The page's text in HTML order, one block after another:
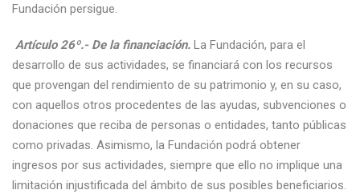
Fundación persigue.
Artículo 26º.- De la financiación. La Fundación, para el
desarrollo de sus actividades, se financiará con los recursos
que provengan del rendimiento de su patrimonio y, en su caso,
con aquellos otros procedentes de las ayudas, subvenciones o
donaciones que reciba de personas o entidades, tanto públicas
como privadas. Asimismo, la Fundación podrá obtener
ingresos por sus actividades, siempre que ello no implique una
limitación injustificada del ámbito de sus posibles beneficiarios.